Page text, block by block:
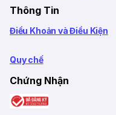
Thông Tin
Điều Khoản và Điều Kiện
Quy chế
Chứng Nhận